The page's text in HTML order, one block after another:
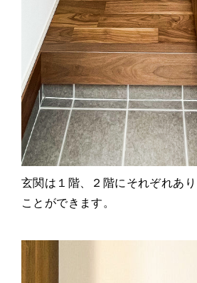
玄関は１階、２階にそれぞれあ
ことができます。